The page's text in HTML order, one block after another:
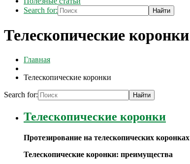
Search for:
Телескопические коронки
Главная
Телескопические коронки
Search for:
Телескопические коронки
Протезирование на телескопических коронках
Телескопические коронки: преимущества